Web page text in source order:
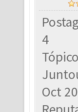
4
Oct